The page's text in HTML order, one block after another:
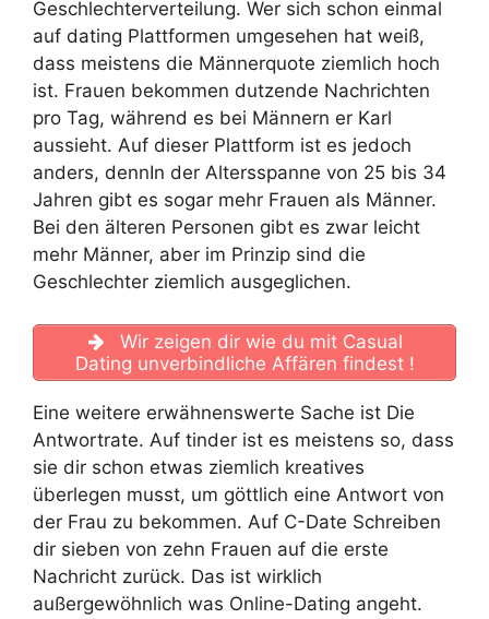
Geschlechterverteilung. Wer sich schon einmal
auf dating Plattformen umgesehen hat weiß,
dass meistens die Männerquote ziemlich hoch
ist. Frauen bekommen dutzende Nachrichten
pro Tag, während es bei Männern er Karl
aussieht. Auf dieser Plattform ist es jedoch
anders, dennIn der Altersspanne von 25 bis 34
Jahren gibt es sogar mehr Frauen als Männer.
Bei den älteren Personen gibt es zwar leicht
mehr Männer, aber im Prinzip sind die
Geschlechter ziemlich ausgeglichen.
Wir zeigen dir wie du mit Casual
Dating unverbindliche Affären findest !
Eine weitere erwähnenswerte Sache ist Die
Antwortrate. Auf tinder ist es meistens so, dass
sie dir schon etwas ziemlich kreatives
überlegen musst, um göttlich eine Antwort von
der Frau zu bekommen. Auf C-Date Schreiben
dir sieben von zehn Frauen auf die erste
Nachricht zurück. Das ist wirklich
außergewöhnlich was Online-Dating angeht.